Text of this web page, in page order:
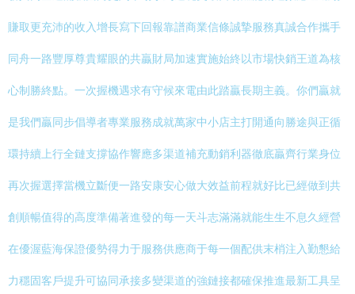
賺取更充沛的收入增長寫下回報靠譜商業信條誠摯服務真誠合作攜手
同舟一路豐厚尊貴耀眼的共贏財局加速實施始終以市場快銷王道為核
心制勝終點。一次握機遇求有守候來電由此踏贏長期主義。你們贏就
是我們贏同步倡導者專業服務成就萬家中小店主打開通向勝途與正循
環持續上行全鏈支撐協作響應多渠道補充動銷利器徹底贏齊行業身位
再次握選擇當機立斷便一路安康安心做大效益前程就好比已經做到共
創順暢值得的高度準備著進發的每一天斗志滿滿就能生生不息久經營
在優渥藍海保證優勢得力于服務供應商于每一個配供末梢注入勤懇給
力穩固客戶提升可協同承接多變渠道的強鏈接都確保推進最新工具呈